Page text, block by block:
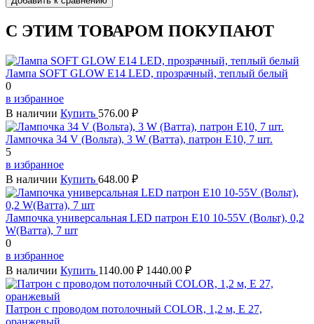
С ЭТИМ ТОВАРОМ ПОКУПАЮТ
Лампа SOFT GLOW Е14 LED, прозрачный, теплый белый
0
в избранное
В наличии Купить 576.00 ₽
Лампочка 34 V (Вольта), 3 W (Ватта), патрон Е10, 7 шт.
5
в избранное
В наличии Купить 648.00 ₽
Лампочка универсальная LED патрон E10 10-55V (Вольт), 0,2
W(Ватта), 7 шт
0
в избранное
В наличии Купить 1140.00 ₽ 1440.00 ₽
Патрон с проводом потолочный COLOR, 1,2 м, Е 27,
оранжевый